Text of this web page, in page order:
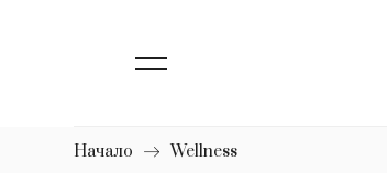
1633
Dialogue
Начало Wellness